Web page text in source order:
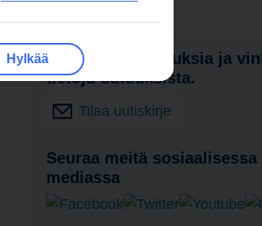
Vastaanota tarjouksia ja
tietoja uutuuksista.
Tilaa uutiskirje
Seuraa meitä sosiaalisessa
mediassa
Hylkää